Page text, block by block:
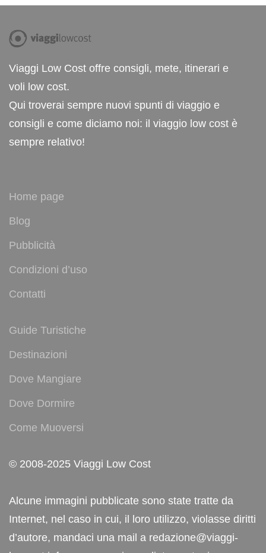
Viaggi Low Cost offre consigli, mete, itinerari e
voli low cost.
Qui troverai sempre nuovi spunti di viaggio e
consigli e come diciamo noi: il viaggio low cost è
sempre relativo!
Home page
Blog
Pubblicità
Condizioni d’uso
Contatti
Guide Turistiche
Destinazioni
Dove Mangiare
Dove Dormire
Come Muoversi
© 2008-2025 Viaggi Low Cost
Alcune immagini pubblicate sono state tratte da
Internet, nel caso in cui, il loro utilizzo, violasse diritti
d’autore, mandaci una mail a redazione@viaggi-